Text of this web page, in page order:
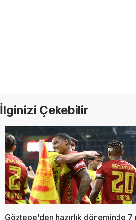
İlginizi Çekebilir
Göztepe'den hazırlık döneminde 7